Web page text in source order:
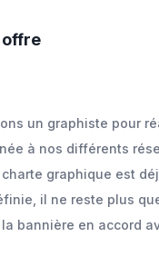
un graphiste pour
à nos différents
graphique est
il ne reste plus
bannière en accord